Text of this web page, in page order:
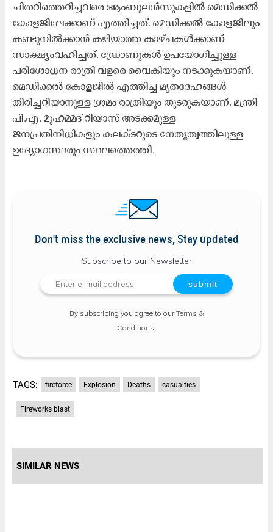
ചിതറിത്തെറിച്ചവരെ ആംബുലൻസുകളിൽ മെഡിക്കൽ
കോളജിലേക്കാണ് എത്തിച്ചത്. മെഡിക്കൽ കോളജിലും
കണ്ടുനിൽക്കാൻ കഴിയാത്ത കാഴ്ചകൾക്കാണ്
സാക്ഷ്യംവഹിച്ചത്. ഡ്രോണുകൾ ഉപയോഗിച്ചുള്ള
പരിശോധന രാത്രി വളരെ വൈകിയും നടക്കുകയാണ്.
മെഡിക്കൽ കോളജിൽ എത്തിച്ച മൃതദേഹങ്ങൾ
തിരിച്ചറിയാനുള്ള ശ്രമം രാത്രിയും തുടരുകയാണ്. മന്ത്രി
പി.എ. മുഹമ്മദ് റിയാസ് അടക്കമുള്ള
ജനപ്രതിനിധികളും കലക്ടറുടെ നേതൃത്വത്തിലുള്ള
ഉദ്യോഗസ്ഥരും സ്ഥലത്തെത്തി.
Don't miss the exclusive news, Stay updated
Subscribe to our Newsletter
By subscribing you agree to ourTerms &
Conditions
TAGS: fireforce Explosion Deaths casualties
Fireworks blast
SIMILAR NEWS